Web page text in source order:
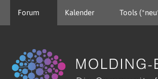
Forum Kalender Tools